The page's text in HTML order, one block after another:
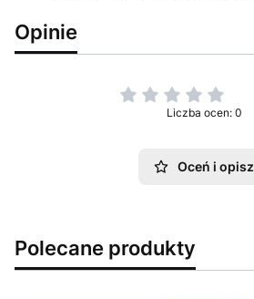
Opinie
Liczba ocen: 0
Oceń i opisz
Polecane produkty